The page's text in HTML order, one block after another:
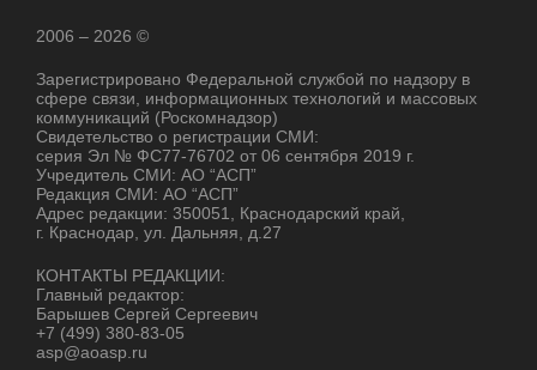
2006 – 2026 ©
Зарегистрировано Федеральной службой по надзору в
сфере связи, информационных технологий и массовых
коммуникаций (Роскомнадзор)
Свидетельство о регистрации СМИ:
серия Эл № ФС77-76702 от 06 сентября 2019 г.
Учредитель СМИ: АО “АСП”
Редакция СМИ: АО “АСП”
Адрес редакции: 350051, Краснодарский край,
г. Краснодар, ул. Дальняя, д.27
КОНТАКТЫ РЕДАКЦИИ:
Главный редактор:
Барышев Сергей Сергеевич
+7 (499) 380-83-05
asp@aoasp.ru